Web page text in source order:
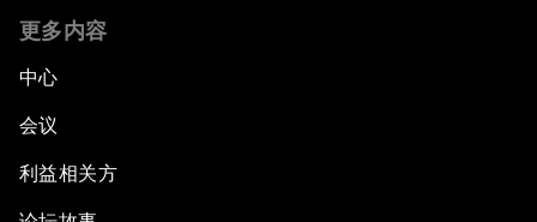
更多内容
中心
会议
利益相关方